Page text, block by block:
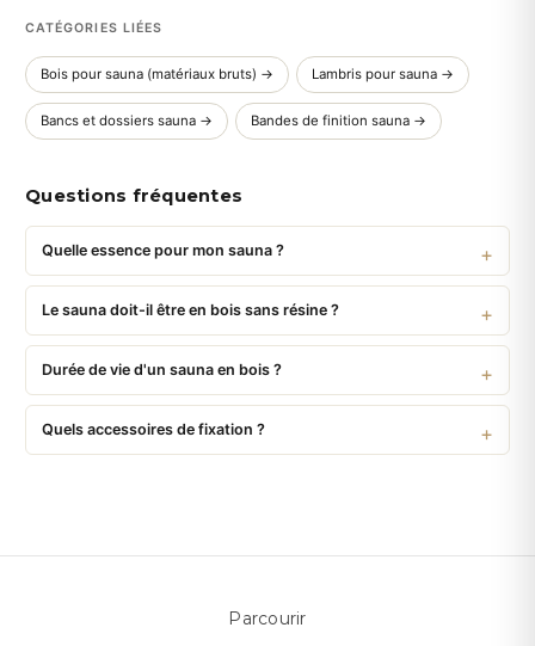
CATÉGORIES LIÉES
Bois pour sauna (matériaux bruts) → Lambris pour sauna →
Bancs et dossiers sauna → Bandes de finition sauna →
Questions fréquentes
Quelle essence pour mon sauna ?
Le sauna doit-il être en bois sans résine ?
Durée de vie d'un sauna en bois ?
Quels accessoires de fixation ?
Parcourir